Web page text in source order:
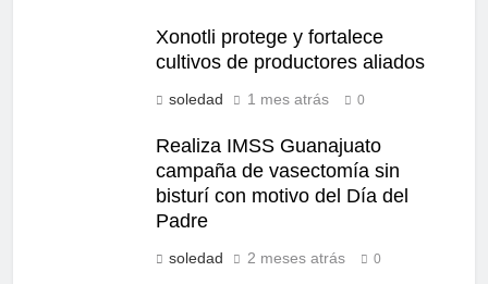
Xonotli protege y fortalece
cultivos de productores aliados
soledad 1 mes atrás 0
Realiza IMSS Guanajuato
campaña de vasectomía sin
bisturí con motivo del Día del
Padre
soledad 2 meses atrás 0